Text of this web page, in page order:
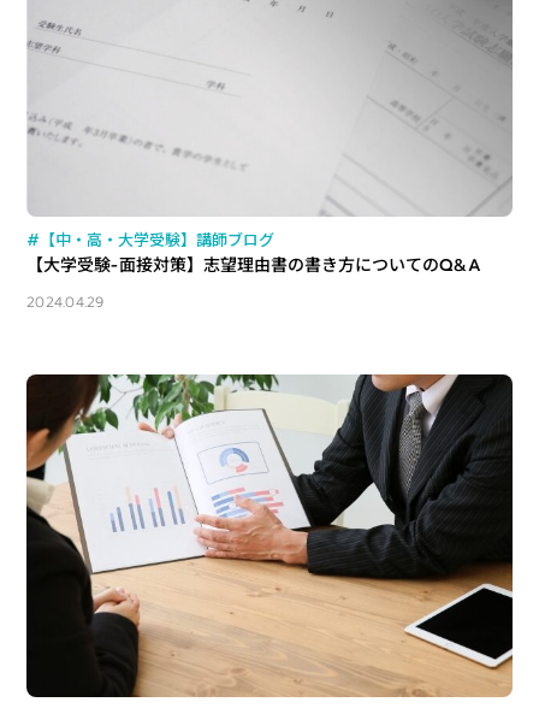
#【中・高・大学受験】講師ブログ
【大学受験-面接対策】志望理由書の書き方についてのQ&A
2024.04.29